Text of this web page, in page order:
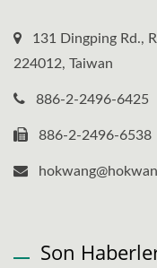
131 Dingping Rd.,
224012, Taiwan
886-2-2496-6425
886-2-2496-6538
Son